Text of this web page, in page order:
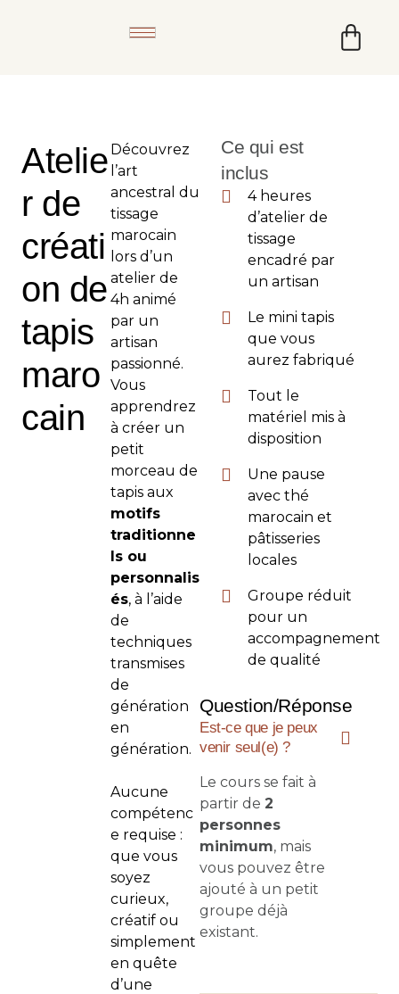
Atelie
r de
créati
on de
tapis
maro
cain
Découvrez
l’art
ancestral du
tissage
marocain
lors d’un
atelier de
4h animé
par un
artisan
passionné.
Vous
apprendrez
à créer un
petit
morceau de
tapis aux
motifs
traditionne
ls ou
personnalis
és, à l’aide
de
techniques
transmises
de
génération
en
génération.
Aucune
compétenc
e requise :
que vous
soyez
curieux,
créatif ou
simplement
en quête
d’une
Ce qui est
inclus
4 heures
d’atelier de
tissage
encadré par
un artisan
Le mini tapis
que vous
aurez fabriqué
Tout le
matériel mis à
disposition
Une pause
avec thé
marocain et
pâtisseries
locales
Groupe réduit
pour un
accompagnement
de qualité
Question/Réponse
Est-ce que je peux
venir seul(e) ?
Le cours se fait à
partir de 2
personnes
minimum, mais
vous pouvez être
ajouté à un petit
groupe déjà
existant.